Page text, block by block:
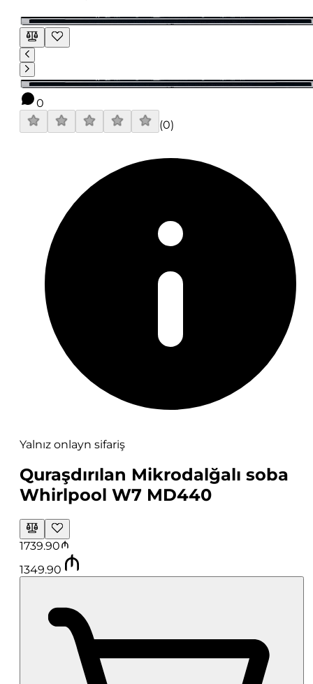
0
(0)
Yalnız onlayn sifariş
Quraşdırılan Mikrodalğalı soba
Whirlpool W7 MD440
1739.90
1349.90